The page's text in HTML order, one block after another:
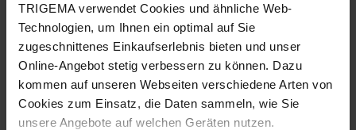
TRIGEMA verwendet Cookies und ähnliche Web-
Technologien, um Ihnen ein optimal auf Sie
zugeschnittenes Einkaufserlebnis bieten und unser
Online-Angebot stetig verbessern zu können. Dazu
kommen auf unseren Webseiten verschiedene Arten von
Cookies zum Einsatz, die Daten sammeln, wie Sie
unsere Angebote auf welchen Geräten nutzen.
25.07.2026
5